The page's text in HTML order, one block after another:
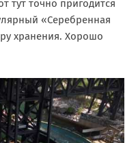
тут точно пригодится
«Серебренная
хранения. Хорошо